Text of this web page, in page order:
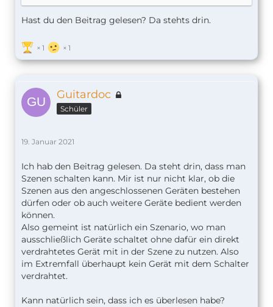
Hast du den Beitrag gelesen? Da stehts drin.
1 1
Guitardoc
Schüler
19. Januar 2021
Ich hab den Beitrag gelesen. Da steht drin, dass man
Szenen schalten kann. Mir ist nur nicht klar, ob die
Szenen aus den angeschlossenen Geräten bestehen
dürfen oder ob auch weitere Geräte bedient werden
können.
Also gemeint ist natürlich ein Szenario, wo man
ausschließlich Geräte schaltet ohne dafür ein direkt
verdrahtetes Gerät mit in der Szene zu nutzen. Also
im Extremfall überhaupt kein Gerät mit dem Schalter
verdrahtet.
Kann natürlich sein, dass ich es überlesen habe?